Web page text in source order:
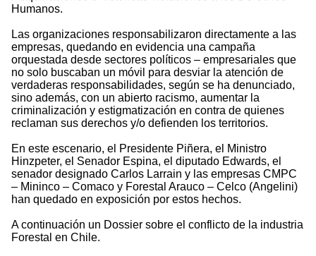
Humanos.
Las organizaciones responsabilizaron directamente a las
empresas, quedando en evidencia una campaña
orquestada desde sectores políticos – empresariales que
no solo buscaban un móvil para desviar la atención de
verdaderas responsabilidades, según se ha denunciado,
sino además, con un abierto racismo, aumentar la
criminalización y estigmatización en contra de quienes
reclaman sus derechos y/o defienden los territorios.
En este escenario, el Presidente Piñera, el Ministro
Hinzpeter, el Senador Espina, el diputado Edwards, el
senador designado Carlos Larrain y las empresas CMPC
– Mininco – Comaco y Forestal Arauco – Celco (Angelini)
han quedado en exposición por estos hechos.
A continuación un Dossier sobre el conflicto de la industria
Forestal en Chile.